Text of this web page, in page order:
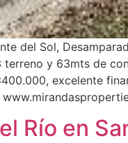
del Sol,
y 63mts de
excelente
Río en